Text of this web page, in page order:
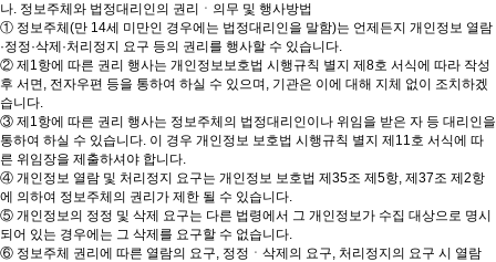
나. 정보주체와 법정대리인의 권리ㆍ의무 및 행사방법
① 정보주체(만 14세 미만인 경우에는 법정대리인을 말함)는 언제든지 개인정보 열람
·정정·삭제·처리정지 요구 등의 권리를 행사할 수 있습니다.
② 제1항에 따른 권리 행사는 개인정보보호법 시행규칙 별지 제8호 서식에 따라 작성
후 서면, 전자우편 등을 통하여 하실 수 있으며, 기관은 이에 대해 지체 없이 조치하겠
습니다.
③ 제1항에 따른 권리 행사는 정보주체의 법정대리인이나 위임을 받은 자 등 대리인을
통하여 하실 수 있습니다. 이 경우 개인정보 보호법 시행규칙 별지 제11호 서식에 따
른 위임장을 제출하셔야 합니다.
④ 개인정보 열람 및 처리정지 요구는 개인정보 보호법 제35조 제5항, 제37조 제2항
에 의하여 정보주체의 권리가 제한 될 수 있습니다.
⑤ 개인정보의 정정 및 삭제 요구는 다른 법령에서 그 개인정보가 수집 대상으로 명시
되어 있는 경우에는 그 삭제를 요구할 수 없습니다.
⑥ 정보주체 권리에 따른 열람의 요구, 정정ㆍ삭제의 요구, 처리정지의 요구 시 열람